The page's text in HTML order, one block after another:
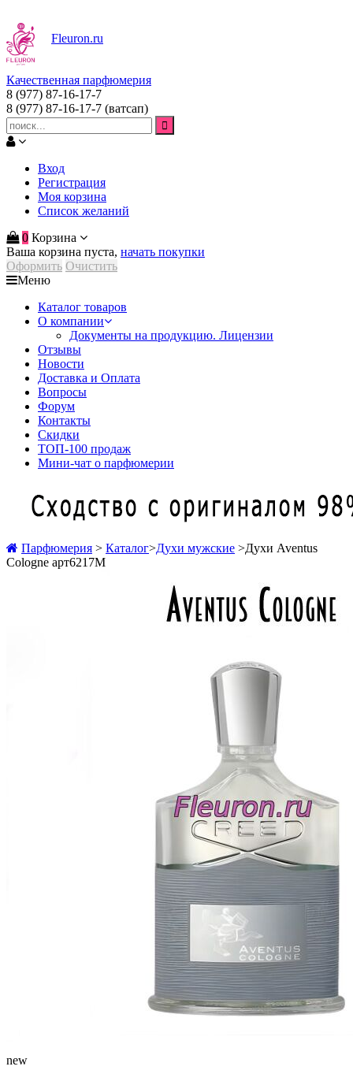
Fleuron.ru
Качественная парфюмерия
8 (977) 87-16-17-7
8 (977) 87-16-17-7 (ватсап)
Вход
Регистрация
Моя корзина
Список желаний
0 Корзина
Ваша корзина пуста, начать покупки
Оформить Очистить
Меню
Каталог товаров
О компании
Документы на продукцию. Лицензии
Отзывы
Новости
Доставка и Оплата
Вопросы
Форум
Контакты
Скидки
ТОП-100 продаж
Мини-чат о парфюмерии
Парфюмерия > Каталог>Духи мужские >Духи Aventus
Cologne арт6217M
new